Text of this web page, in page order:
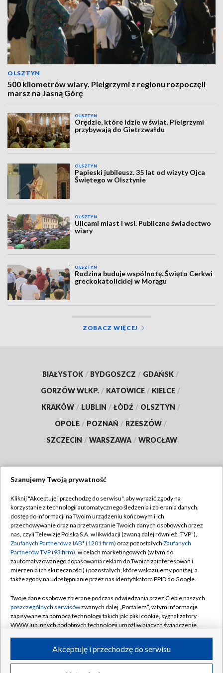
OLSZTYN
500 kilometrów wiary. Pielgrzymi z regionu rozpoczęli
marsz na Jasną Górę
OLSZTYN
Orędzie, które idzie w świat. Pielgrzymi
przybywają do Gietrzwałdu
OLSZTYN
Papieski jubileusz. 35 lat od wizyty Ojca
Świętego w Olsztynie
OLSZTYN
Ulicami miast i wsi. Publiczne świadectwo
wiary
OLSZTYN
Rodzina buduje wspólnotę. Święto Cerkwi
greckokatolickiej w Morągu
ZOBACZ WIĘCEJ
BIAŁYSTOK / BYDGOSZCZ / GDAŃSK /
GORZÓW WLKP. / KATOWICE / KIELCE /
KRAKÓW / LUBLIN / ŁÓDŹ / OLSZTYN /
OPOLE / POZNAŃ / RZESZÓW /
SZCZECIN / WARSZAWA / WROCŁAW
TVP
Abonament TVP
Emisja w TVP
Centrum informacji TVP
Naziemna Telewizja Cyfrowa
Rada Programowa
System NOS
Informacje o nadawcy
Program dla prasy
Regulamin TVP
Polityka prywatności
Moje zgody
Pomoc
Kontakt
Kanały
©2026 Telewizja Polska S.A. w likwidacji
Szanujemy Twoją prywatność
Kliknij "Akceptuję i przechodzę do serwisu", aby wyrazić zgody na
korzystanie z technologii automatycznego śledzenia i zbierania danych,
dostęp do informacji na Twoim urządzeniu końcowym i ich
przechowywanie oraz na przetwarzanie Twoich danych osobowych przez
nas, czyli Telewizję Polską S.A. w likwidacji (zwaną dalej również „TVP”),
Zaufanych Partnerów z IAB* (1201 firm) oraz pozostałych Zaufanych
Partnerów TVP (93 firm), w celach marketingowych (w tym do
zautomatyzowanego dopasowania reklam do Twoich zainteresowań i
mierzenia ich skuteczności) i pozostałych, które wskazujemy poniżej, a
także zgody na udostępnianie przez nas identyfikatora PPID do Google.
Twoje dane osobowe zbierane podczas odwiedzania przez Ciebie naszych
poszczególnych serwisówzwanych dalej „Portalem”, w tym informacje
zapisywane za pomocą technologii takich jak: pliki cookie, sygnalizatory
WWW lub innych podobnych technologii umożliwiających świadczenie
ruchu w Internecie.
Twoje dane osobowe zbierane podczas odwiedzania przez Ciebie
Akceptuję i przechodzę do serwisu